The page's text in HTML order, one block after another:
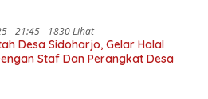
- 21:45 1830 Lihat
Desa Sidoharjo, Gelar Halal
Staf Dan Perangkat Desa